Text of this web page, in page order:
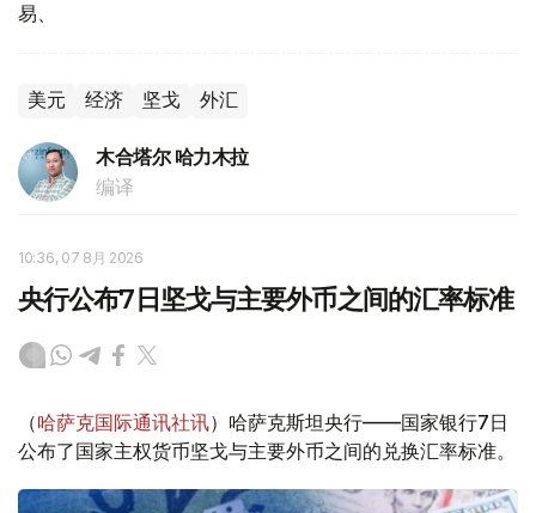
易、
美元 经济 坚戈 外汇
木合塔尔 哈力木拉
编译
10:36, 07 8月 2026
央行公布7日坚戈与主要外币之间的汇率标准
（哈萨克国际通讯社讯）哈萨克斯坦央行——国家银行7日
公布了国家主权货币坚戈与主要外币之间的兑换汇率标准。